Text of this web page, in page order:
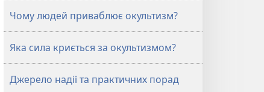
Чому людей приваблює окультизм?
Яка сила криється за окультизмом?
Джерело надії та практичних порад